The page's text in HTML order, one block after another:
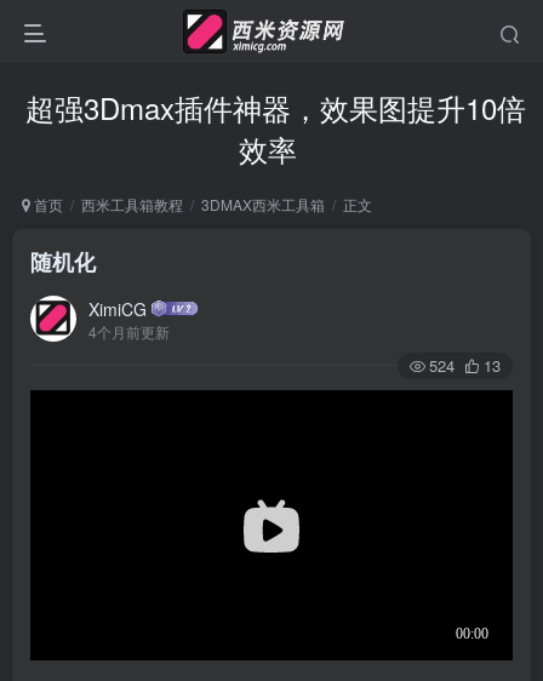
超强3Dmax插件神器，效果图提升10倍
效率
首页 西米工具箱教程 3DMAX西米工具箱 正文
随机化
XimiCG
4个月前更新
524 13